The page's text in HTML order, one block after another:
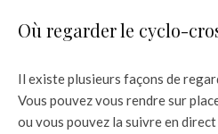
Où regarder le cyclo-
Il existe plusieurs façons de
Vous pouvez vous rendre sur
ou vous pouvez la suivre en